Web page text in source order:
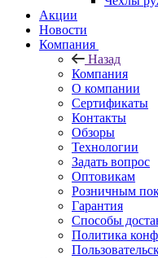
Акции
Новости
Компания
Назад
Компания
О компании
Сертификаты
Контакты
Обзоры
Технологии
Задать вопрос
Оптовикам
Розничным
Гарантия
Способы
Политика